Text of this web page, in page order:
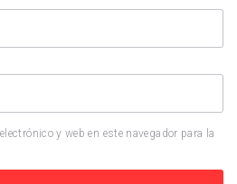
y web en este navegador para la